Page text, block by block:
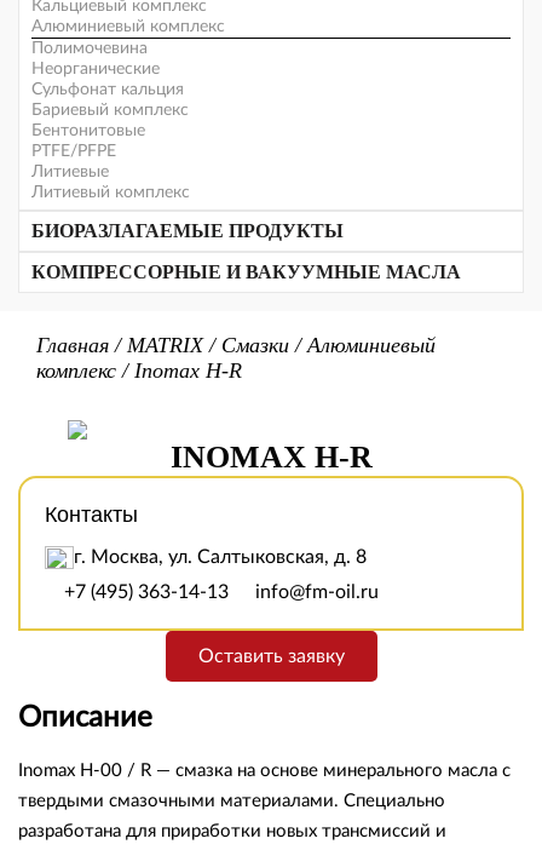
Трансформаторные масла
Масла для резки стекла
Текстильные масла
Кальциевый комплекс
Алюминиевый комплекс
Полимочевина
Неорганические
Сульфонат кальция
Бариевый комплекс
Бентонитовые
PTFE/PFPE
Литиевые
Литиевый комплекс
БИОРАЗЛАГАЕМЫЕ ПРОДУКТЫ
Биоразлагаемые смазки
КОМПРЕССОРНЫЕ И ВАКУУМНЫЕ МАСЛА
Для холодильных компрессоров
Для газовых компрессоров
Главная /MATRIX/ Смазки /Алюминиевый
комплекс /Inomax H-R
INOMAX H-R
Контакты
г. Москва, ул. Салтыковская, д. 8
+7 (495) 363-14-13
info@fm-oil.ru
Оставить заявку
Описание
Inomax H-00 / R — смазка на основе минерального масла с
твердыми смазочными материалами. Специально
разработана для приработки новых трансмиссий и